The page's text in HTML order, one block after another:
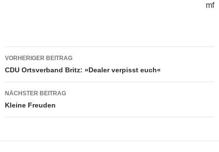
mf
Beitragsnavigation
VORHERIGER BEITRAG
CDU Ortsverband Britz: »Dealer verpisst euch«
NÄCHSTER BEITRAG
Kleine Freuden